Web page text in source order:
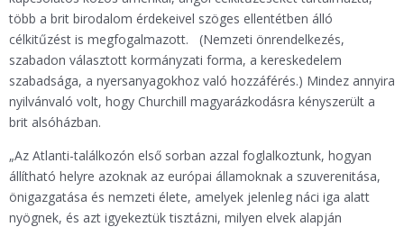
több a brit birodalom érdekeivel szöges ellentétben álló
célkitűzést is megfogalmazott. (Nemzeti önrendelkezés,
szabadon választott kormányzati forma, a kereskedelem
szabadsága, a nyersanyagokhoz való hozzáférés.) Mindez annyira
nyilvánvaló volt, hogy Churchill magyarázkodásra kényszerült a
brit alsóházban.
„Az Atlanti-találkozón első sorban azzal foglalkoztunk, hogyan
állítható helyre azoknak az európai államoknak a szuverenitása,
önigazgatása és nemzeti élete, amelyek jelenleg náci iga alatt
nyögnek, és azt igyekeztük tisztázni, milyen elvek alapján